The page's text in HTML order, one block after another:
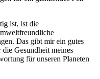
ist, ist die⁤
Das gibt ‍mir ein gutes
Gesundheit ⁢meines
für unseren Planeten